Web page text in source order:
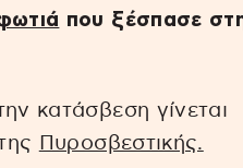
που ξέσπασε
κατάσβεση γίνεται
Πυροσβεστικής.